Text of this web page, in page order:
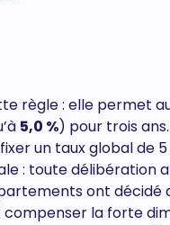
règle : elle permet
5,0 %) pour trois
un taux global de
: toute délibération
ont décidé
compenser la forte